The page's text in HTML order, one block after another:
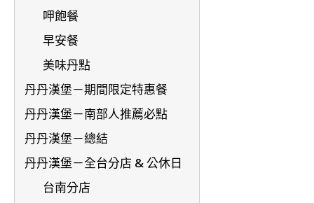
呷飽餐
早安餐
美味丹點
丹丹漢堡－期間限定特惠餐
丹丹漢堡－南部人推薦必點
丹丹漢堡－總結
丹丹漢堡－全台分店 & 公休日
台南分店